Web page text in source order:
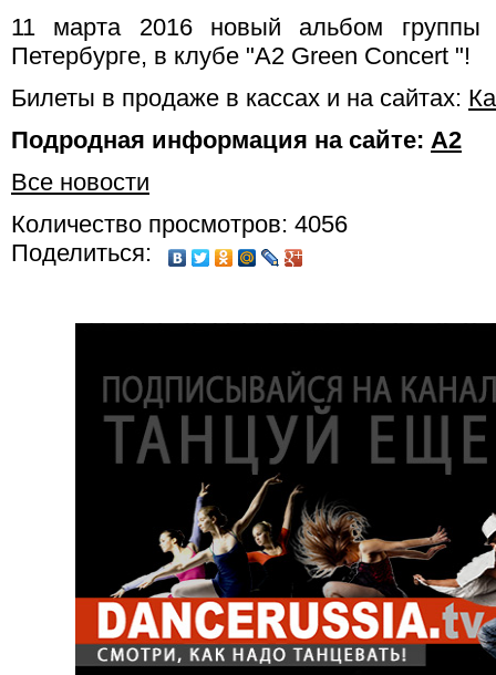
11 марта 2016 новый альбом
Петербурге, в клубе "А2 Green Сoncert "!
Билеты в продаже в кассах и на сайтах:
Подродная информация на сайте: А2
Все новости
Количество просмотров: 4056
Поделиться: